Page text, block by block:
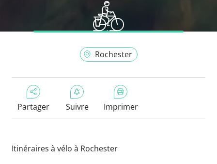
Rochester
Partager Suivre Imprimer
Itinéraires à vélo à Rochester